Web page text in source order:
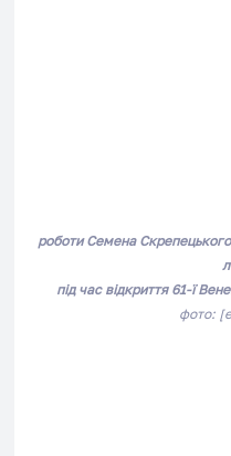
роботи Семена Скрепецького
під час відкриття 61-ї
фото: